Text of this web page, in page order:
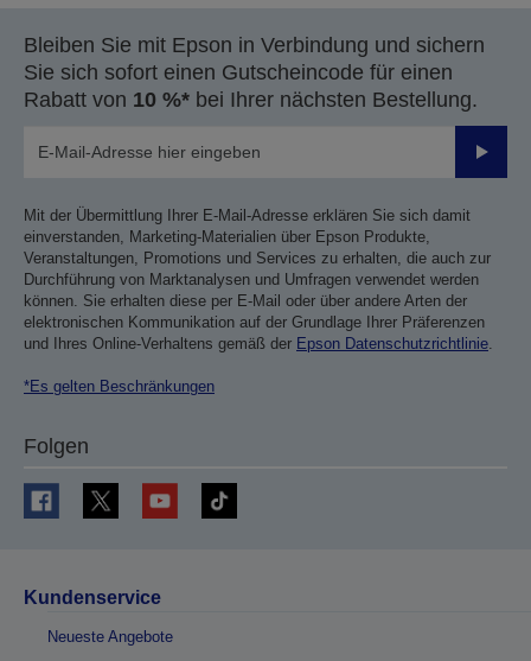
Bleiben Sie mit Epson in Verbindung und sichern
Sie sich sofort einen Gutscheincode für einen
Rabatt von 10 %* bei Ihrer nächsten Bestellung.
Mit der Übermittlung Ihrer E-Mail-Adresse erklären Sie sich damit
einverstanden, Marketing-Materialien über Epson Produkte,
Veranstaltungen, Promotions und Services zu erhalten, die auch zur
Durchführung von Marktanalysen und Umfragen verwendet werden
können. Sie erhalten diese per E-Mail oder über andere Arten der
elektronischen Kommunikation auf der Grundlage Ihrer Präferenzen
und Ihres Online-Verhaltens gemäß der Epson Datenschutzrichtlinie
*Es gelten Beschränkungen
Folgen
Kundenservice
Neueste Angebote